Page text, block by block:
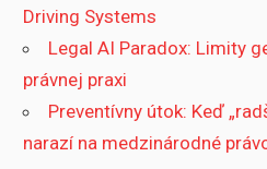
Driving Systems
Legal AI Paradox: Limity
právnej praxi
Preventívny útok: Keď
narazí na medzinárodné